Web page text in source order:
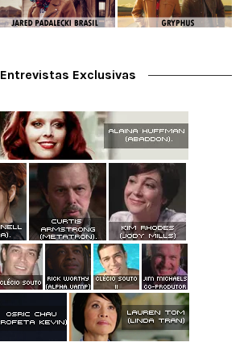
Entrevistas Exclusivas